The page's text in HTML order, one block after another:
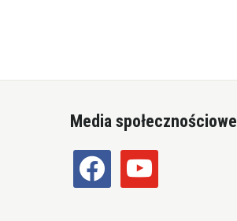
Media społecznościowe
facebook youtube